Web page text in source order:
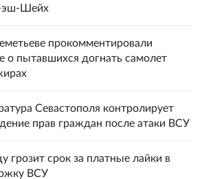
Шейх
прокомментировали
о пытавшихся догнать самолет
Севастополя контролирует
прав граждан после атаки ВСУ
грозит срок за платные лайки в
ВСУ